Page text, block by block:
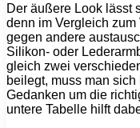
Der äußere Look lässt
denn im Vergleich
gegen andere
Silikon- oder
gleich zwei
beilegt, muss man
Gedanken um die
untere Tabelle hilft